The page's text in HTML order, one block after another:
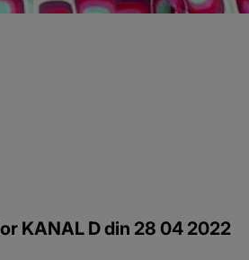
KANAL D din 28 04 2022